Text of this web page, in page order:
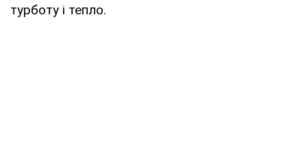
турботу і тепло.